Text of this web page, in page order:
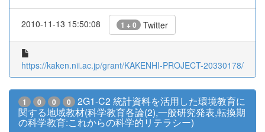
2010-11-13 15:50:08 1 + 0 Twitter
https://kaken.nii.ac.jp/grant/KAKENHI-PROJECT-20330178/
1 0 0 0
2G1-C2 統計資料を活用した環境教育に
関する地域教材(科学教育各論(2),一般研究発表,転換期
の科学教育:これからの科学的リテラシー)